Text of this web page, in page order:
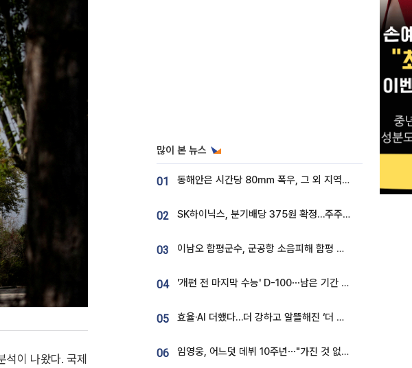
이 나왔다. 국제
많이 본 뉴스
01 동해안은 시간당 80㎜ 폭우, 그 외 지역은 폭염…‘극과 극 날씨’
02 SK하이닉스, 분기배당 375원 확정…주주환원책 9월로 앞당겨 발표
03 이남오 함평군수, 군공항 소음피해 함평 보상 요구
04 '개편 전 마지막 수능' D-100⋯남은 기간 성적 올릴 전략은
05 효율·AI 더했다…더 강하고 알뜰해진 ‘더 뉴 그랜저 하이브리드’ [ET의 모빌리티]
06 임영웅, 어느덧 데뷔 10주년⋯"가진 것 없던 시절, 내 앞엔 20명의 팬뿐"